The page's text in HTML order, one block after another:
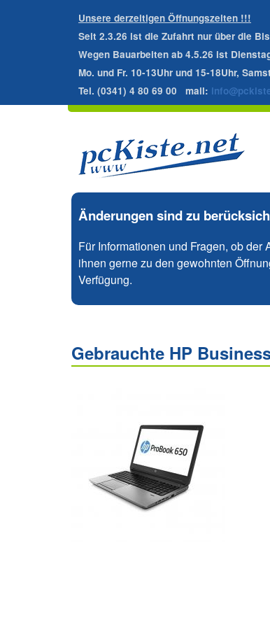
Unsere derzeitigen Öffnungszeiten !!!
Seit 2.3.26 ist die Zufahrt nur über die
Wegen Bauarbeiten ab 4.5.26 ist
Mo. und Fr. 10-13Uhr und 15-18Uhr,
Tel. (0341) 4 80 69 00 mail:
C
K
i
s
t
e
Änderungen sind zu
Für Informationen und Fragen, ob
ihnen gerne zu den gewohnten
Verfügung.
Gebrauchte HP